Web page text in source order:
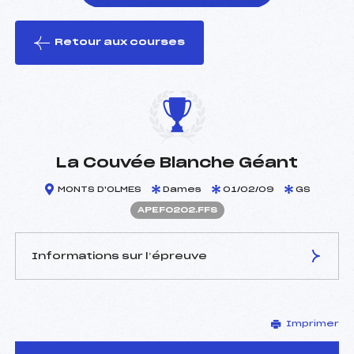
le ski
Retour aux courses
La Couvée Blanche Géant
MONTS D'OLMES Dames 01/02/09 GS
APEF0202.FFS
Informations sur l’épreuve
BLANCHON SARAH (PE)
Arbitre :
DUQUESNOY SEBASTIEN
Imprimer